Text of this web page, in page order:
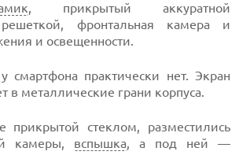
, прикрытый аккуратной
фронтальная камера и
и освещенности.
смартфона практически нет. Экран
в металлические грани корпуса.
прикрытой стеклом, разместились
камеры, вспышка, а под ней —